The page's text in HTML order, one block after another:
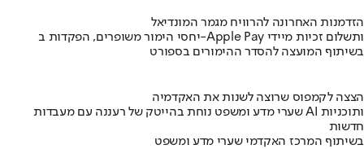
הזדמנות האחרונה להרוויח מגמר המונדיאל
יחסי הימור משופרים, הפקדות ב-Apple Pay ותשלום זכיות מיידי
בשיתוף המועצה להסדר ההימורים בספורט
הצצה לקמפוס שרוצה לשנות את האקדמיה
שערי מדע ומשפט נוחת בהייטק של רעננה עם מעבדות AI ותוכניות
חדשות
בשיתוף המרכז האקדמי שערי מדע ומשפט